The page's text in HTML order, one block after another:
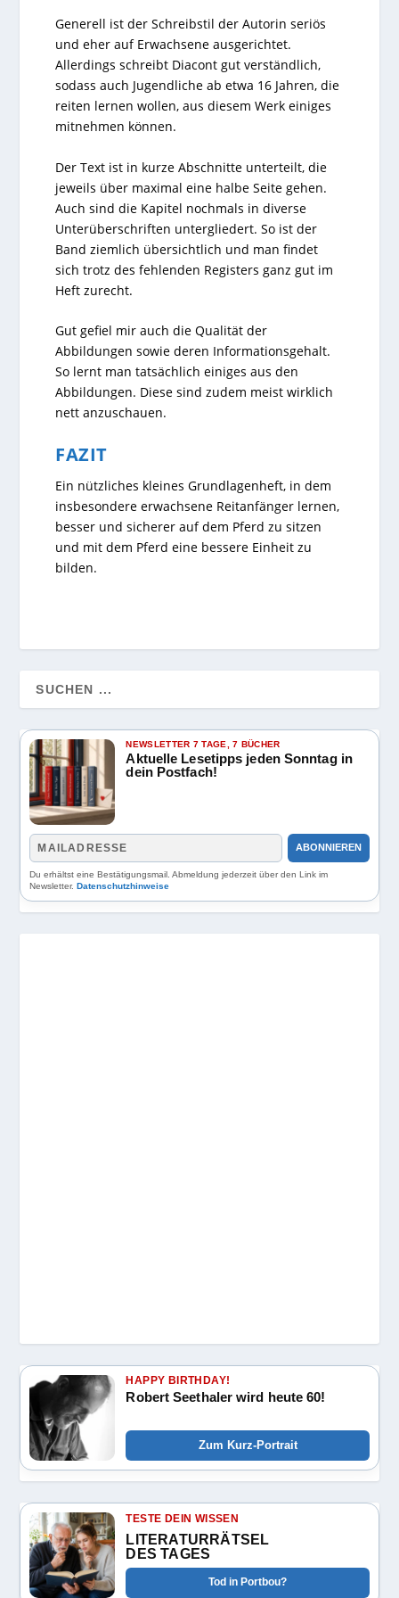
Generell ist der Schreibstil der Autorin seriös
und eher auf Erwachsene ausgerichtet.
Allerdings schreibt Diacont gut verständlich,
sodass auch Jugendliche ab etwa 16 Jahren, die
reiten lernen wollen, aus diesem Werk einiges
mitnehmen können.
Der Text ist in kurze Abschnitte unterteilt, die
jeweils über maximal eine halbe Seite gehen.
Auch sind die Kapitel nochmals in diverse
Unterüberschriften untergliedert. So ist der
Band ziemlich übersichtlich und man findet
sich trotz des fehlenden Registers ganz gut im
Heft zurecht.
Gut gefiel mir auch die Qualität der
Abbildungen sowie deren Informationsgehalt.
So lernt man tatsächlich einiges aus den
Abbildungen. Diese sind zudem meist wirklich
nett anzuschauen.
FAZIT
Ein nützliches kleines Grundlagenheft, in dem
insbesondere erwachsene Reitanfänger lernen,
besser und sicherer auf dem Pferd zu sitzen
und mit dem Pferd eine bessere Einheit zu
bilden.
NEWSLETTER 7 TAGE, 7 BÜCHER
Aktuelle Lesetipps jeden Sonntag in
dein Postfach!
ABONNIEREN
Du erhältst eine Bestätigungsmail. Abmeldung jederzeit über den Link im
Newsletter.Datenschutzhinweise
HAPPY BIRTHDAY!
Robert Seethaler wird heute 60!
Zum Kurz-Portrait
TESTE DEIN WISSEN
LITERATURRÄTSEL
DES TAGES
Tod in Portbou?